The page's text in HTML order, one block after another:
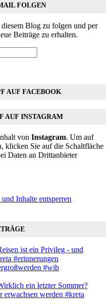
FOLGEN
Blog zu folgen und per
Beiträge zu erhalten.
AUF FACEBOOK
AUF INSTAGRAM
von Instagram. Um auf
klicken Sie auf die Schaltfläche
Daten an Drittanbieter
Inhalte entsperren
ist ein Privileg - und
#erinnerungen
#wib
ein letzter Sommer?
werden #kreta